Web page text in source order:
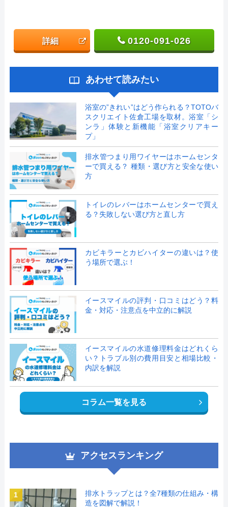
詳細 0120-091-026
あわせて読みたい
浴室の”きれい”はどう作られる？TOTOバ
スクリエイト佐倉工場を取材。浴室「シ
ンラ」体験と新機能「浴室クリアキー
プ」
排水管つまり用ワイヤーはホームセンタ
ーで買える？ 種類・選び方と安全な使い
方
トイレのレバーはホームセンターで買え
る？失敗しない選び方と直し方
カビキラーとカビハイターの違いは？使
う場所で選ぶ！
イースマイルの評判・口コミはどう？料
金・対応・注意点を中立的に解説
イースマイルの水道修理料金はどれくら
い？トラブル別の費用目安と相場比較・
内訳を解説
コラム一覧を見る
アクセスランキング
1
排水トラップとは？全7種類の仕組み・構
造を図解で解説！